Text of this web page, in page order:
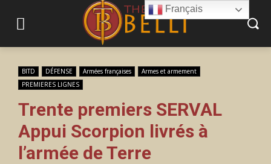
BITD DÉFENSE Armées françaises
Armes et armement
PREMIERES LIGNES
Trente premiers SERVAL
Appui Scorpion livrés à
l’armée de Terre
Français